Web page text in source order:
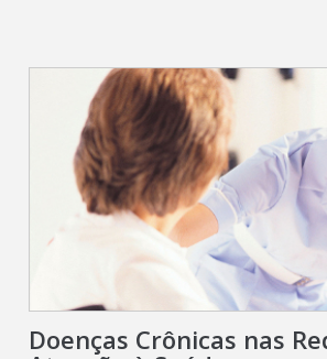
Doenças Crônicas nas